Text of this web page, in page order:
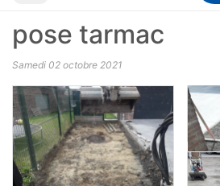
pose tarmac
Samedi 02 octobre 2021